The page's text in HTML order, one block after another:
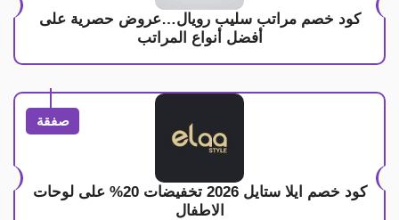
كود خصم مراتب سليب رويال…عروض حصرية على
أفضل أنواع المراتب
صفقة
كود خصم ايلا ستايل 2026 تخفيضات 20% على لوحات
الاطفال